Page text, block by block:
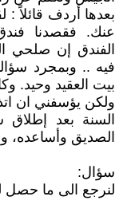
بعدها أردف قائلاً
عنك. فقصدنا
الفندق إن صلحي
فيه .. وبمجرد
بيت العقيد وحيد.
ولكن يؤسفني ان
السنة بعد
الصديق وأساعده،
سؤال:
لنرجع الى ما حصل